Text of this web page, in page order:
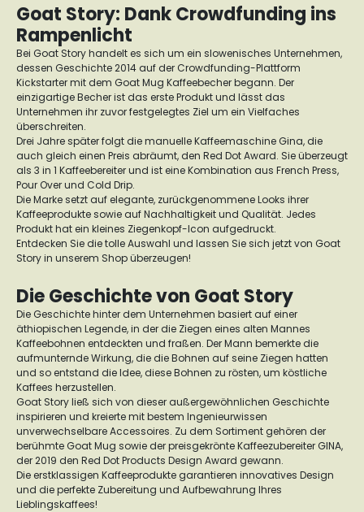
Goat Story: Dank Crowdfunding ins
Rampenlicht
Bei Goat Story handelt es sich um ein slowenisches Unternehmen,
dessen Geschichte 2014 auf der Crowdfunding-Plattform
Kickstarter mit dem Goat Mug Kaffeebecher begann. Der
einzigartige Becher ist das erste Produkt und lässt das
Unternehmen ihr zuvor festgelegtes Ziel um ein Vielfaches
überschreiten.
Drei Jahre später folgt die manuelle Kaffeemaschine Gina, die
auch gleich einen Preis abräumt, den Red Dot Award. Sie überzeugt
als 3 in 1 Kaffeebereiter und ist eine Kombination aus French Press,
Pour Over und Cold Drip.
Die Marke setzt auf elegante, zurückgenommene Looks ihrer
Kaffeeprodukte sowie auf Nachhaltigkeit und Qualität. Jedes
Produkt hat ein kleines Ziegenkopf-Icon aufgedruckt.
Entdecken Sie die tolle Auswahl und lassen Sie sich jetzt von Goat
Story in unserem Shop überzeugen!
Die Geschichte von Goat Story
Die Geschichte hinter dem Unternehmen basiert auf einer
äthiopischen Legende, in der die Ziegen eines alten Mannes
Kaffeebohnen entdeckten und fraßen. Der Mann bemerkte die
aufmunternde Wirkung, die die Bohnen auf seine Ziegen hatten
und so entstand die Idee, diese Bohnen zu rösten, um köstliche
Kaffees herzustellen.
Goat Story ließ sich von dieser außergewöhnlichen Geschichte
inspirieren und kreierte mit bestem Ingenieurwissen
unverwechselbare Accessoires. Zu dem Sortiment gehören der
berühmte Goat Mug sowie der preisgekrönte Kaffeezubereiter GINA,
der 2019 den Red Dot Products Design Award gewann.
Die erstklassigen Kaffeeprodukte garantieren innovatives Design
und die perfekte Zubereitung und Aufbewahrung Ihres
Lieblingskaffees!